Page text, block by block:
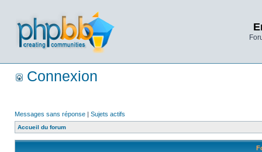
Connexion
Messages sans réponse | Sujets actifs
Accueil du forum